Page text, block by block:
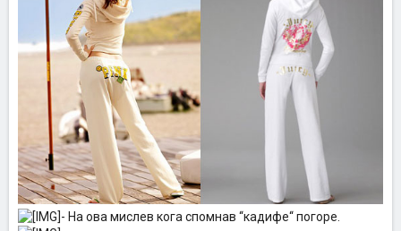
- На ова мислев кога спомнав ‘‘кадифе‘‘ погоре.